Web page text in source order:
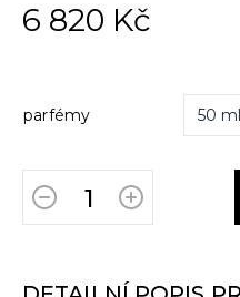
parfémy 50 ml
6 820 Kč